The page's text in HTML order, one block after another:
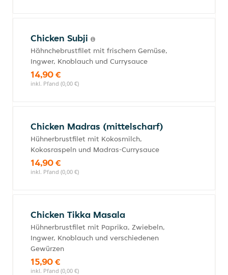
Chicken Subji
Hähnchebrustfilet mit frischem Gemüse,
Ingwer, Knoblauch und Currysauce
14,90 €
inkl. Pfand (0,00 €)
Chicken Madras (mittelscharf)
Hühnerbrustfilet mit Kokosmilch,
Kokosraspeln und Madras-Currysauce
14,90 €
inkl. Pfand (0,00 €)
Chicken Tikka Masala
Hühnerbrustfilet mit Paprika, Zwiebeln,
Ingwer, Knoblauch und verschiedenen
Gewürzen
15,90 €
inkl. Pfand (0,00 €)